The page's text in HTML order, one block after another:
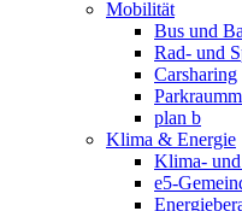
Mobilität
Bus und
Rad- und
Carsharing
plan b
Klima & Energie
Klima-
e5-